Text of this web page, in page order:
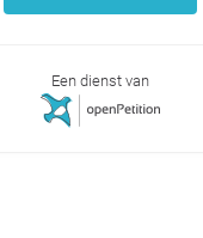
Een dienst van